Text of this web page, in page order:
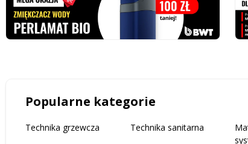
Popularne kategorie
Technika grzewcza Technika sanitarna